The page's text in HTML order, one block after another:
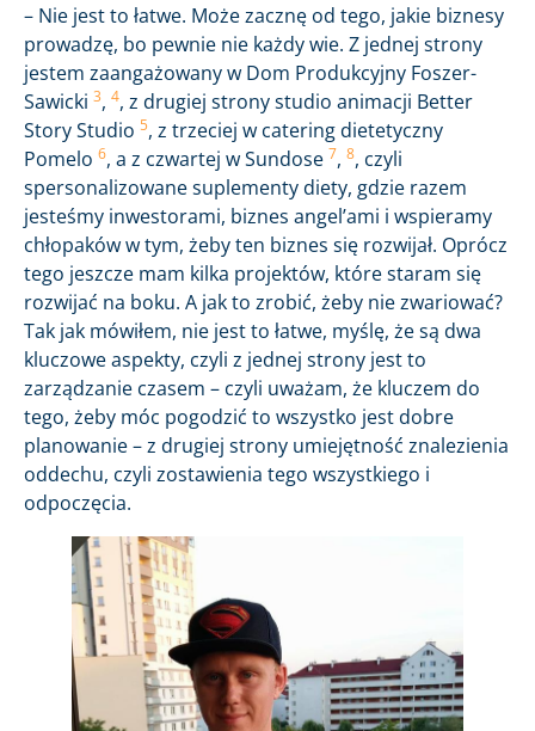
– Nie jest to łatwe. Może zacznę od tego, jakie biznesy
prowadzę, bo pewnie nie każdy wie. Z jednej strony
jestem zaangażowany w Dom Produkcyjny Foszer-
Sawicki 3, 4, z drugiej strony studio animacji Better
Story Studio 5, z trzeciej w catering dietetyczny
Pomelo 6, a z czwartej w Sundose 7, 8, czyli
spersonalizowane suplementy diety, gdzie razem
jesteśmy inwestorami, biznes angel’ami i wspieramy
chłopaków w tym, żeby ten biznes się rozwijał. Oprócz
tego jeszcze mam kilka projektów, które staram się
rozwijać na boku. A jak to zrobić, żeby nie zwariować?
Tak jak mówiłem, nie jest to łatwe, myślę, że są dwa
kluczowe aspekty, czyli z jednej strony jest to
zarządzanie czasem – czyli uważam, że kluczem do
tego, żeby móc pogodzić to wszystko jest dobre
planowanie – z drugiej strony umiejętność znalezienia
oddechu, czyli zostawienia tego wszystkiego i
odpoczęcia.